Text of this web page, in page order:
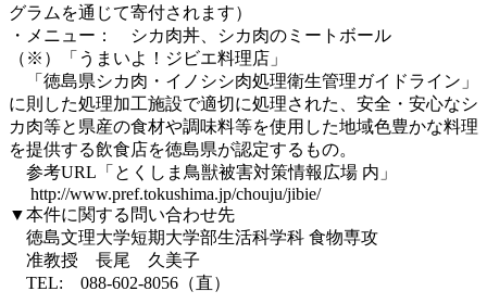
グラムを通じて寄付されます）
・メニュー： シカ肉丼、シカ肉のミートボール
（※）「うまいよ！ジビエ料理店」
「徳島県シカ肉・イノシシ肉処理衛生管理ガイドライン」
に則した処理加工施設で適切に処理された、安全・安心なシ
カ肉等と県産の食材や調味料等を使用した地域色豊かな料理
を提供する飲食店を徳島県が認定するもの。
参考URL「とくしま鳥獣被害対策情報広場 内」
http://www.pref.tokushima.jp/chouju/jibie/
▼本件に関する問い合わせ先
徳島文理大学短期大学部生活科学科 食物専攻
准教授 長尾 久美子
TEL: 088-602-8056（直）